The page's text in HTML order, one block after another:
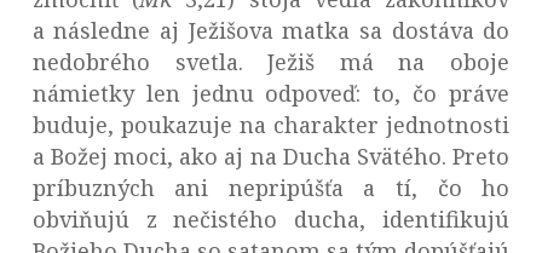
a následne aj Ježišova matka sa dostáva do
nedobrého svetla. Ježiš má na oboje
námietky len jednu odpoveď: to, čo práve
buduje, poukazuje na charakter jednotnosti
a Božej moci, ako aj na Ducha Svätého. Preto
príbuzných ani nepripúšťa a tí, čo ho
obviňujú z nečistého ducha, identifikujú